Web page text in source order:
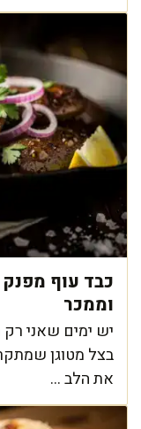
וממכר
יש ימים שאני
בצל מטוגן
את הלב ...